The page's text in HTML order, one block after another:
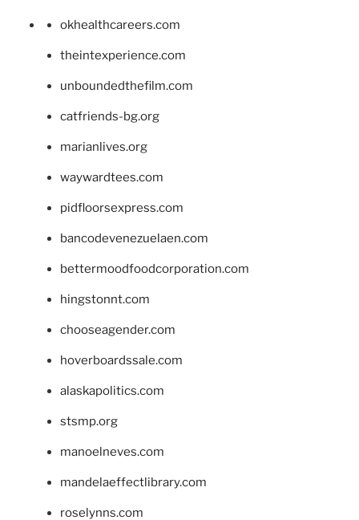
okhealthcareers.com
theintexperience.com
unboundedthefilm.com
catfriends-bg.org
marianlives.org
waywardtees.com
pidfloorsexpress.com
bancodevenezuelaen.com
bettermoodfoodcorporation.com
hingstonnt.com
chooseagender.com
hoverboardssale.com
alaskapolitics.com
stsmp.org
manoelneves.com
mandelaeffectlibrary.com
roselynns.com